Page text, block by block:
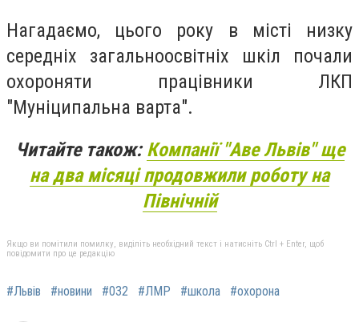
Нагадаємо, цього року в місті низку
середніх загальноосвітніх шкіл почали
охороняти працівники ЛКП
"Муніципальна варта".
Читайте також:Компанії "Аве Львів" ще
на два місяці продовжили роботу на
Північній
Якщо ви помітили помилку, виділіть необхідний текст і натисніть Ctrl + Enter, щоб
повідомити про це редакцію
#Львів #новини #032 #ЛМР #школа #охорона